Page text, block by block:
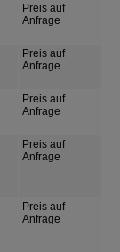
Preis auf
Anfrage
Preis auf
Anfrage
Preis auf
Anfrage
Preis auf
Anfrage
Preis auf
Anfrage